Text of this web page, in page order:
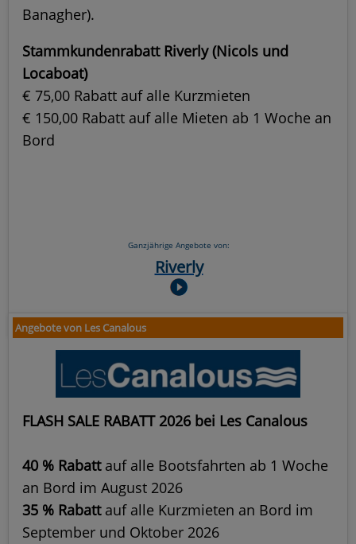
Banagher).
Stammkundenrabatt Riverly (Nicols und
Locaboat)
€ 75,00 Rabatt auf alle Kurzmieten
€ 150,00 Rabatt auf alle Mieten ab 1 Woche an
Bord
Ganzjährige Angebote von:
Riverly
Angebote von Les Canalous
FLASH SALE RABATT 2026 bei Les Canalous
40 % Rabattauf alle Bootsfahrten ab 1 Woche
an Bord im August 2026
35 % Rabattauf alle Kurzmieten an Bord im
September und Oktober 2026